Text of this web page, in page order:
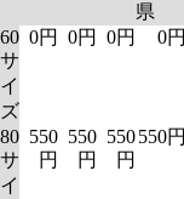
県
60
サ
イ
ズ
0円 0円 0円 0円
80
サ
イ
550
円
550
円
550
円
550円